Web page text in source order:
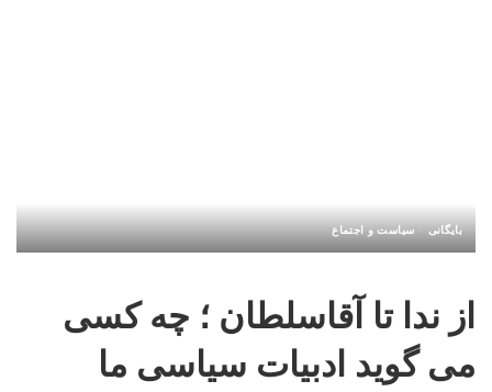
بایگانی سیاست و اجتماع
از ندا تا آقاسلطان ؛ چه کسی
می گوید ادبیات سیاسی ما